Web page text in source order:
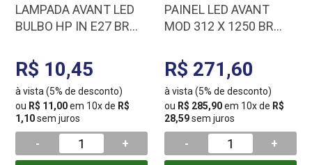
LAMPADA AVANT LED
BULBO HP IN E27 BR
R$ 10,45
à vista (5% de desconto)
ou R$ 11,00em 10x de R$
1,10sem juros
- +
PAINEL LED AVANT
MOD 312 X 1250 BR
147901370
R$ 271,60
à vista (5% de desconto)
ou R$ 285,90em 10x de R$
28,59sem juros
- +